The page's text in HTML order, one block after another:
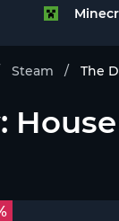
Steam The